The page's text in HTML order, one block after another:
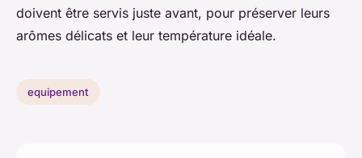
doivent être servis juste avant, pour préserver leurs
arômes délicats et leur température idéale.
equipement